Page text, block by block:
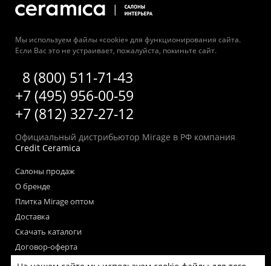
Мы используем файлы «cookie» для функционирования сайта.
Если Вас это не устраивает, пожалуйста, покиньте сайт.
8 (800) 511-71-43
+7 (495) 956-00-59
+7 (812) 327-27-12
Официальный дистрибьютор Mirage в РФ компания
Credit Ceramica
Салоны продаж
О бренде
Плитка Mirage оптом
Доставка
Скачать каталоги
Договор-оферта
Пользовательское соглашение